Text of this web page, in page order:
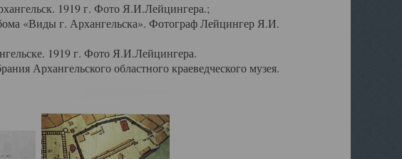
1919 г. Фото Я.И.Лейцингера.;
«Виды г. Архангельска». Фотограф Лейцингер Я.И.
1919 г. Фото Я.И.Лейцингера.
Архангельского областного краеведческого музея.